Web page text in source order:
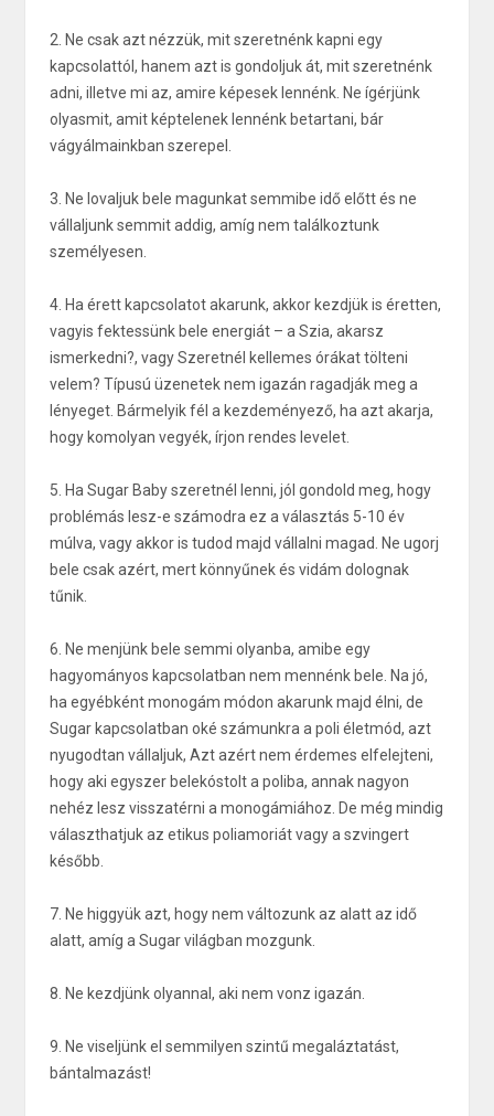
2. Ne csak azt nézzük, mit szeretnénk kapni egy
kapcsolattól, hanem azt is gondoljuk át, mit szeretnénk
adni, illetve mi az, amire képesek lennénk. Ne ígérjünk
olyasmit, amit képtelenek lennénk betartani, bár
vágyálmainkban szerepel.
3. Ne lovaljuk bele magunkat semmibe idő előtt és ne
vállaljunk semmit addig, amíg nem találkoztunk
személyesen.
4. Ha érett kapcsolatot akarunk, akkor kezdjük is éretten,
vagyis fektessünk bele energiát – a Szia, akarsz
ismerkedni?, vagy Szeretnél kellemes órákat tölteni
velem? Típusú üzenetek nem igazán ragadják meg a
lényeget. Bármelyik fél a kezdeményező, ha azt akarja,
hogy komolyan vegyék, írjon rendes levelet.
5. Ha Sugar Baby szeretnél lenni, jól gondold meg, hogy
problémás lesz-e számodra ez a választás 5-10 év
múlva, vagy akkor is tudod majd vállalni magad. Ne ugorj
bele csak azért, mert könnyűnek és vidám dolognak
tűnik.
6. Ne menjünk bele semmi olyanba, amibe egy
hagyományos kapcsolatban nem mennénk bele. Na jó,
ha egyébként monogám módon akarunk majd élni, de
Sugar kapcsolatban oké számunkra a poli életmód, azt
nyugodtan vállaljuk, Azt azért nem érdemes elfelejteni,
hogy aki egyszer belekóstolt a poliba, annak nagyon
nehéz lesz visszatérni a monogámiához. De még mindig
választhatjuk az etikus poliamoriát vagy a szvingert
később.
7. Ne higgyük azt, hogy nem változunk az alatt az idő
alatt, amíg a Sugar világban mozgunk.
8. Ne kezdjünk olyannal, aki nem vonz igazán.
9. Ne viseljünk el semmilyen szintű megaláztatást,
bántalmazást!